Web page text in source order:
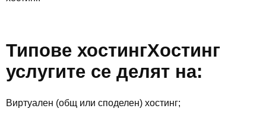
Типове хостингХостинг
услугите се делят на:
Виртуален (общ или споделен) хостинг;